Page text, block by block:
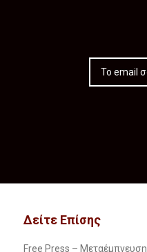
Δείτε Επίσης
Free Press – Μεταέμπνευση